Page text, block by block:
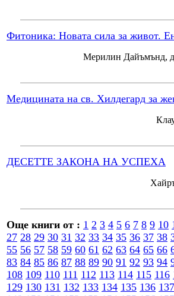
Фитоника: Новата сила за живот.
Мерилин Дайъмънд,
Медицината на св. Хилдегард за
ДЕСЕТТЕ ЗАКОНА НА УСПЕХА
Още книги от : 1 2 3 4 5 6 7 8 9 10
27 28 29 30 31 32 33 34 35 36 37 38
55 56 57 58 59 60 61 62 63 64 65 66
83 84 85 86 87 88 89 90 91 92 93 94
108 109 110 111 112 113 114 115 116
129 130 131 132 133 134 135 136 137